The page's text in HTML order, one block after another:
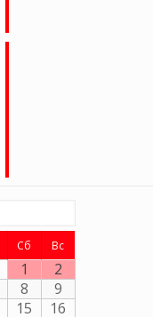
Сб Вс
1
2
8
9
15 16